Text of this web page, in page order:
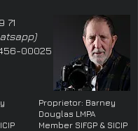
71
00025
Proprietor: Barney
Douglas LMPA
Member SIFGP & SICIP